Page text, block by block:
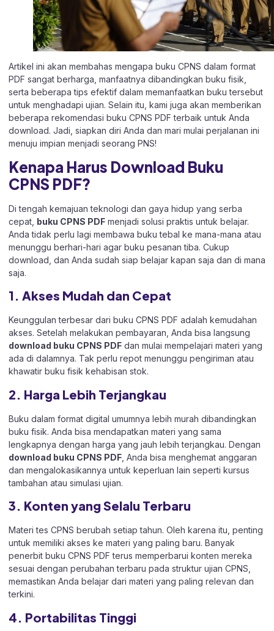
Artikel ini akan membahas mengapa buku CPNS dalam format
PDF sangat berharga, manfaatnya dibandingkan buku fisik,
serta beberapa tips efektif dalam memanfaatkan buku tersebut
untuk menghadapi ujian. Selain itu, kami juga akan memberikan
beberapa rekomendasi buku CPNS PDF terbaik untuk Anda
download. Jadi, siapkan diri Anda dan mari mulai perjalanan ini
menuju impian menjadi seorang PNS!
Kenapa Harus Download Buku
CPNS PDF?
Di tengah kemajuan teknologi dan gaya hidup yang serba
cepat, buku CPNS PDF menjadi solusi praktis untuk belajar.
Anda tidak perlu lagi membawa buku tebal ke mana-mana atau
menunggu berhari-hari agar buku pesanan tiba. Cukup
download, dan Anda sudah siap belajar kapan saja dan di mana
saja.
1. Akses Mudah dan Cepat
Keunggulan terbesar dari buku CPNS PDF adalah kemudahan
akses. Setelah melakukan pembayaran, Anda bisa langsung
download buku CPNS PDF dan mulai mempelajari materi yang
ada di dalamnya. Tak perlu repot menunggu pengiriman atau
khawatir buku fisik kehabisan stok.
2. Harga Lebih Terjangkau
Buku dalam format digital umumnya lebih murah dibandingkan
buku fisik. Anda bisa mendapatkan materi yang sama
lengkapnya dengan harga yang jauh lebih terjangkau. Dengan
download buku CPNS PDF , Anda bisa menghemat anggaran
dan mengalokasikannya untuk keperluan lain seperti kursus
tambahan atau simulasi ujian.
3. Konten yang Selalu Terbaru
Materi tes CPNS berubah setiap tahun. Oleh karena itu, penting
untuk memiliki akses ke materi yang paling baru. Banyak
penerbit buku CPNS PDF terus memperbarui konten mereka
sesuai dengan perubahan terbaru pada struktur ujian CPNS,
memastikan Anda belajar dari materi yang paling relevan dan
terkini.
4. Portabilitas Tinggi